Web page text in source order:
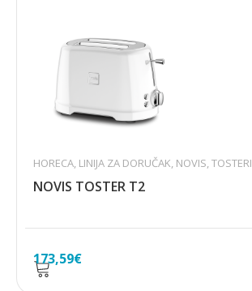
173,59€
HORECA, LINIJA ZA DORUČAK, NOVIS,TOSTERI
NOVIS TOSTER T2